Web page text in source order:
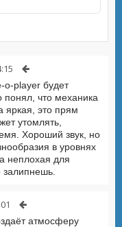
o-player будет
понял, что механика
яркая, это прям
утомлять,
Хороший звук, но
в уровнях
неплохая для
залипнешь.
атмосферу